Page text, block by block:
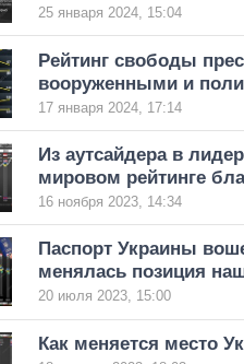
25 января 2024, 15:04
Рейтинг свободы
вооруженными и
17 января 2024, 17:14
Из аутсайдера в
мировом рейтинге
16 ноября 2023, 14:34
Паспорт Украины
менялась позиция
20 июля 2023, 15:00
Как меняется место